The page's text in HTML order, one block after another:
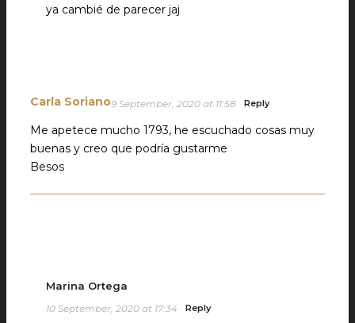
ya cambié de parecer jaj
Carla Soriano9 September, 2020 at 11:58 Reply
Me apetece mucho 1793, he escuchado cosas muy
buenas y creo que podría gustarme
Besos
Marina Ortega
10 September, 2020 at 17:34 Reply